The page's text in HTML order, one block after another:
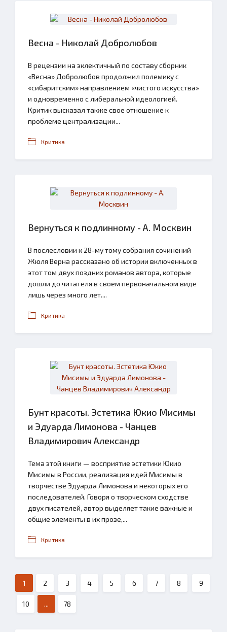
Весна - Николай Добролюбов
В рецензии на эклектичный по составу сборник
«Весна» Добролюбов продолжил полемику с
«сибаритским» направлением «чистого искусства»
и одновременно с либеральной идеологией.
Критик высказал также свое отношение к
проблеме централизации...
Критика
Вернуться к подлинному - А. Москвин
В послесловии к 28-му тому собрания сочинений
Жюля Верна рассказано об истории включенных в
этот том двух поздних романов автора, которые
дошли до читателя в своем первоначальном виде
лишь через много лет....
Критика
Бунт красоты. Эстетика Юкио Мисимы
и Эдуарда Лимонова - Чанцев
Владимирович Александр
Тема этой книги — восприятие эстетики Юкио
Мисимы в России, реализация идей Мисимы в
творчестве Эдуарда Лимонова и некоторых его
последователей. Говоря о творческом сходстве
двух писателей, автор выделяет такие важные и
общие элементы в их прозе,...
Критика
1 2 3 4 5 6 7 8 9
10 ... 78